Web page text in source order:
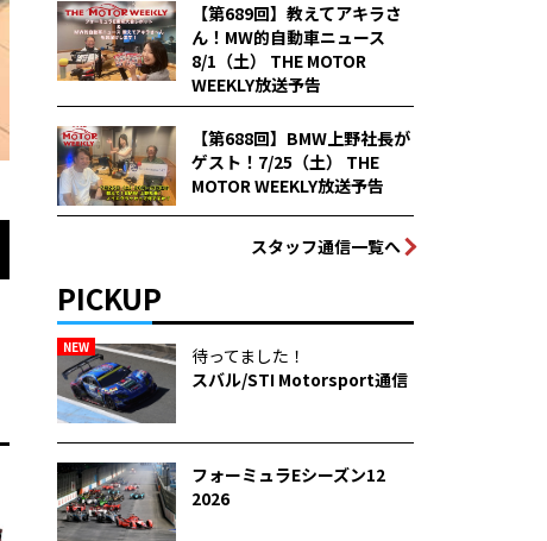
【第689回】教えてアキラさ
ん！MW的自動車ニュース
8/1（土） THE MOTOR
WEEKLY放送予告
【第688回】BMW上野社長が
ゲスト！7/25（土） THE
MOTOR WEEKLY放送予告
スタッフ通信一覧へ
PICKUP
NEW
待ってました！
スバル/STI Motorsport通信
フォーミュラEシーズン12
2026